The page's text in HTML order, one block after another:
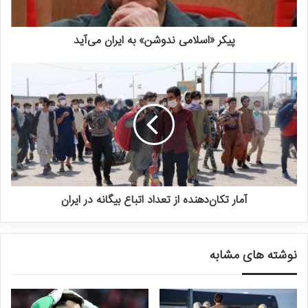
برای حفظ این گونه از انقراض اقدامات ملی و بین المللی زیادی انجام
شده است که شواهد نشان می‌دهد با وجود هزینه بسیار، موفق نشدند.
عاشق و وفادار مثل امید
پیکر «اسلامی ندوشن» به ایران می‌آید
آمار تکان‌دهنده از تعداد اتباع بیگانه در ایران
نوشته های مشابه